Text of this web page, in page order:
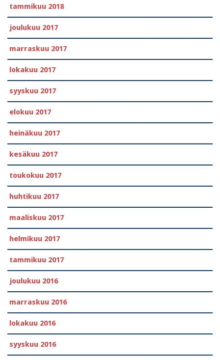
tammikuu 2018
joulukuu 2017
marraskuu 2017
lokakuu 2017
syyskuu 2017
elokuu 2017
heinäkuu 2017
kesäkuu 2017
toukokuu 2017
huhtikuu 2017
maaliskuu 2017
helmikuu 2017
tammikuu 2017
joulukuu 2016
marraskuu 2016
lokakuu 2016
syyskuu 2016